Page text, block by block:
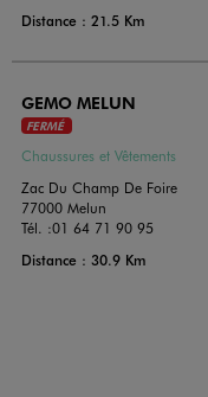
Distance : 21.5 Km
GEMO MELUN
FERMÉ
Chaussures et Vêtements
Zac Du Champ De Foire
77000 Melun
Tél. :01 64 71 90 95
Distance : 30.9 Km